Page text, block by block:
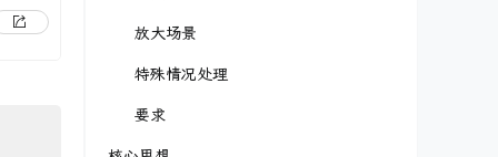
放大场景
特殊情况处理
要求